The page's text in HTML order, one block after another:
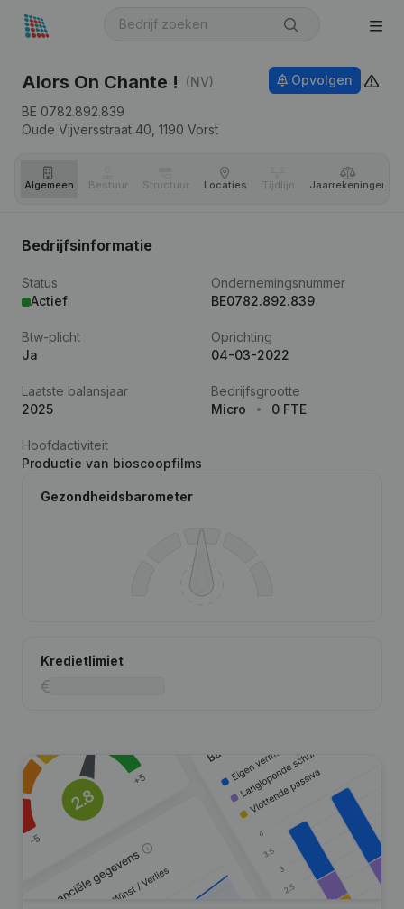
Alors On Chante !
(NV)
BE 0782.892.839
Oude Vijversstraat 40, 1190 Vorst
Opvolgen
Algemeen Bestuur Structuur Locaties Tijdlijn Jaar­rekeningen
Bedrijfsinformatie
Status
Actief
Ondernemingsnummer
BE0782.892.839
Btw-plicht
Ja
Oprichting
04-03-2022
Laatste balansjaar
2025
Bedrijfsgrootte
Micro
0 FTE
Hoofdactiviteit
Productie van bioscoopfilms
Gezondheidsbarometer
Kredietlimiet